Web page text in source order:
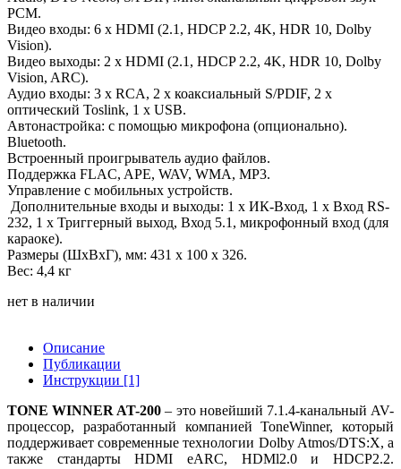
PCM.
Видео входы: 6 x HDMI (2.1, HDCP 2.2, 4K, HDR 10, Dolby
Vision).
Видео выходы: 2 x HDMI (2.1, HDCP 2.2, 4K, HDR 10, Dolby
Vision, ARC).
Аудио входы: 3 x RCA, 2 x коаксиальный S/PDIF, 2 x
оптический Toslink, 1 х USB.
Автонастройка: с помощью микрофона (опционально).
Bluetooth.
Встроенный проигрыватель аудио файлов.
Поддержка FLAC, APE, WAV, WMA, MP3.
Управление с мобильных устройств.
Дополнительные входы и выходы: 1 x ИК-Вход, 1 x Вход RS-
232, 1 x Триггерный выход, Вход 5.1, микрофонный вход (для
караоке).
Размеры (ШхВхГ), мм: 431 x 100 x 326.
Вес: 4,4 кг
нет в наличии
Описание
Публикации
Инструкции [1]
TONE WINNER AT-200 – это новейший 7.1.4-канальный AV-
процессор, разработанный компанией ToneWinner, который
поддерживает современные технологии Dolby Atmos/DTS:X, а
также стандарты HDMI eARC, HDMl2.0 и HDCP2.2.